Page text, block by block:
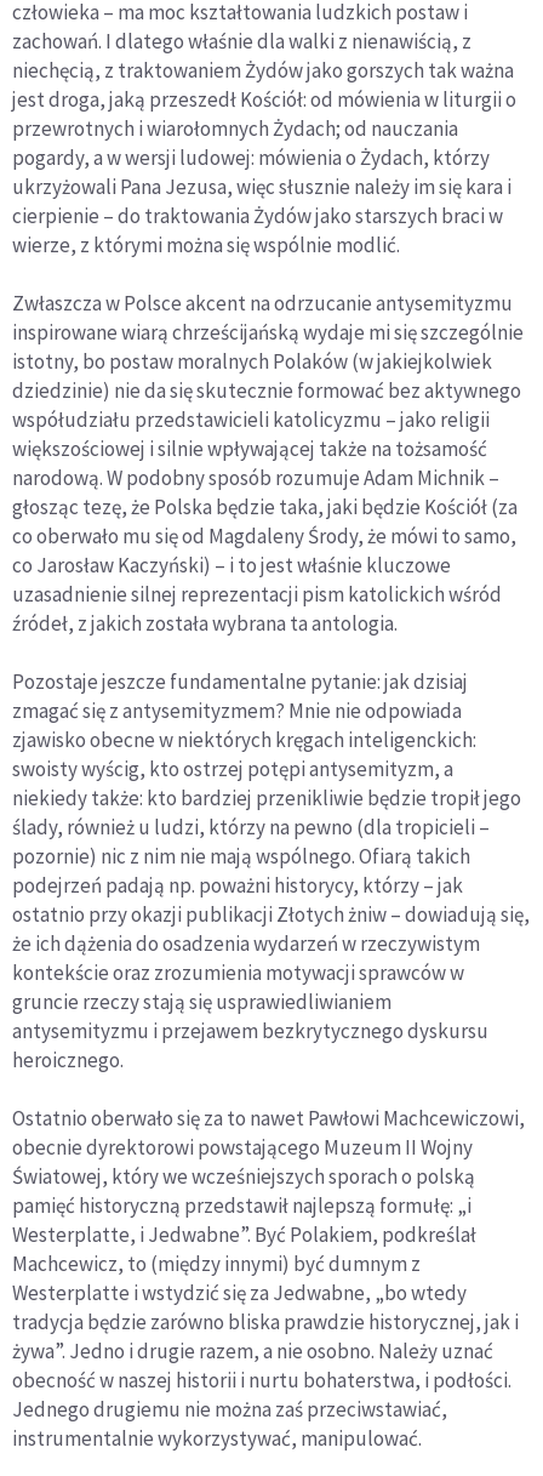
człowieka – ma moc kształtowania ludzkich postaw i
zachowań. I dlatego właśnie dla walki z nienawiścią, z
niechęcią, z traktowaniem Żydów jako gorszych tak ważna
jest droga, jaką przeszedł Kościół: od mówienia w liturgii o
przewrotnych i wiarołomnych Żydach; od nauczania
pogardy, a w wersji ludowej: mówienia o Żydach, którzy
ukrzyżowali Pana Jezusa, więc słusznie należy im się kara i
cierpienie – do traktowania Żydów jako starszych braci w
wierze, z którymi można się wspólnie modlić.
Zwłaszcza w Polsce akcent na odrzucanie antysemityzmu
inspirowane wiarą chrześcijańską wydaje mi się szczególnie
istotny, bo postaw moralnych Polaków (w jakiejkolwiek
dziedzinie) nie da się skutecznie formować bez aktywnego
współudziału przedstawicieli katolicyzmu – jako religii
większościowej i silnie wpływającej także na tożsamość
narodową. W podobny sposób rozumuje Adam Michnik –
głosząc tezę, że Polska będzie taka, jaki będzie Kościół (za
co oberwało mu się od Magdaleny Środy, że mówi to samo,
co Jarosław Kaczyński) – i to jest właśnie kluczowe
uzasadnienie silnej reprezentacji pism katolickich wśród
źródeł, z jakich została wybrana ta antologia.
Pozostaje jeszcze fundamentalne pytanie: jak dzisiaj
zmagać się z antysemityzmem? Mnie nie odpowiada
zjawisko obecne w niektórych kręgach inteligenckich:
swoisty wyścig, kto ostrzej potępi antysemityzm, a
niekiedy także: kto bardziej przenikliwie będzie tropił jego
ślady, również u ludzi, którzy na pewno (dla tropicieli –
pozornie) nic z nim nie mają wspólnego. Ofiarą takich
podejrzeń padają np. poważni historycy, którzy – jak
ostatnio przy okazji publikacji Złotych żniw – dowiadują się,
że ich dążenia do osadzenia wydarzeń w rzeczywistym
kontekście oraz zrozumienia motywacji sprawców w
gruncie rzeczy stają się usprawiedliwianiem
antysemityzmu i przejawem bezkrytycznego dyskursu
heroicznego.
Ostatnio oberwało się za to nawet Pawłowi Machcewiczowi,
obecnie dyrektorowi powstającego Muzeum II Wojny
Światowej, który we wcześniejszych sporach o polską
pamięć historyczną przedstawił najlepszą formułę: „i
Westerplatte, i Jedwabne”. Być Polakiem, podkreślał
Machcewicz, to (między innymi) być dumnym z
Westerplatte i wstydzić się za Jedwabne, „bo wtedy
tradycja będzie zarówno bliska prawdzie historycznej, jak i
żywa”. Jedno i drugie razem, a nie osobno. Należy uznać
obecność w naszej historii i nurtu bohaterstwa, i podłości.
Jednego drugiemu nie można zaś przeciwstawiać,
instrumentalnie wykorzystywać, manipulować.